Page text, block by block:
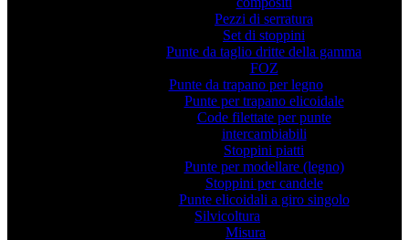
Pezzi di serratura
Set di stoppini
Punte da taglio dritte della gamma
FOZ
Punte da trapano per legno
Punte per trapano elicoidale
Code filettate per punte
intercambiabili
Stoppini piatti
Punte per modellare (legno)
Stoppini per candele
Punte elicoidali a giro singolo
Silvicoltura
Misura